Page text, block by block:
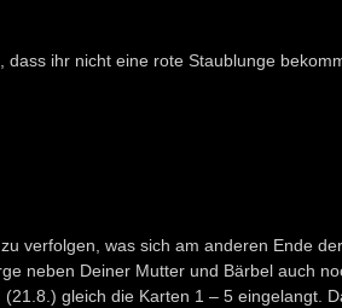
ihr nicht eine rote Staublunge
verfolgen, was sich am anderen Ende
neben Deiner Mutter und Bärbel auch
gleich die Karten 1 – 5 eingelangt.